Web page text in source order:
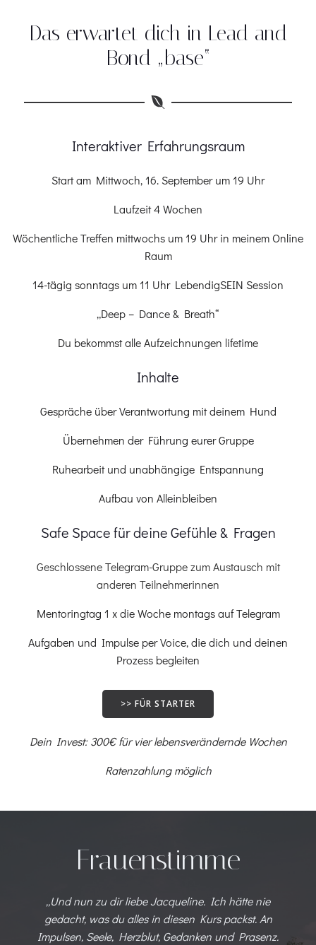
Das erwartet dich in Lead and
Bond „base“
Interaktiver Erfahrungsraum
Start am Mittwoch, 16. September um 19 Uhr
Laufzeit 4 Wochen
Wöchentliche Treffen mittwochs um 19 Uhr in meinem Online
Raum
14-tägig sonntags um 11 Uhr LebendigSEIN Session
„Deep – Dance & Breath“
Du bekommst alle Aufzeichnungen lifetime
Inhalte
Gespräche über Verantwortung mit deinem Hund
Übernehmen der Führung eurer Gruppe
Ruhearbeit und unabhängige Entspannung
Aufbau von Alleinbleiben
Safe Space für deine Gefühle & Fragen
Geschlossene Telegram-Gruppe zum Austausch mit
anderen Teilnehmerinnen
Mentoringtag 1 x die Woche montags auf Telegram
Aufgaben und Impulse per Voice, die dich und deinen
Prozess begleiten
>> FÜR STARTER
Dein Invest: 300€ für vier lebensverändernde Wochen
Ratenzahlung möglich
Frauenstimme
„Und nun zu dir liebe Jacqueline. Ich hätte nie
gedacht, was du alles in diesen Kurs packst. An
Impulsen, Seele, Herzblut, Gedanken und Prasenz.